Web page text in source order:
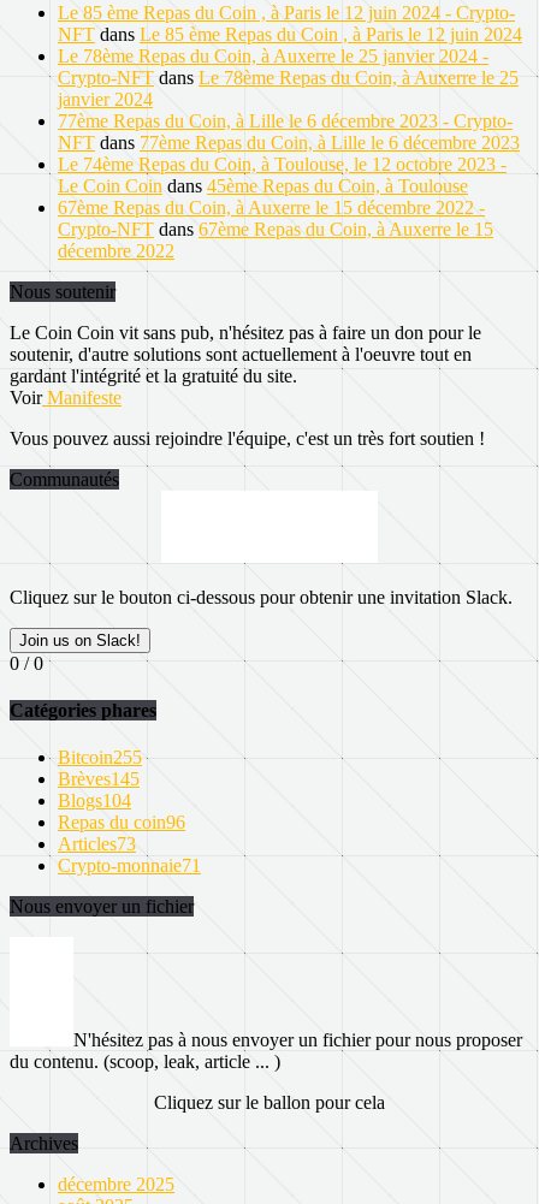
Le 85 ème Repas du Coin , à Paris le 12 juin 2024 - Crypto-
NFT dans Le 85 ème Repas du Coin , à Paris le 12 juin 2024
Le 78ème Repas du Coin, à Auxerre le 25 janvier 2024 -
Crypto-NFT dans Le 78ème Repas du Coin, à Auxerre le 25
janvier 2024
77ème Repas du Coin, à Lille le 6 décembre 2023 - Crypto-
NFT dans 77ème Repas du Coin, à Lille le 6 décembre 2023
Le 74ème Repas du Coin, à Toulouse, le 12 octobre 2023 -
Le Coin Coin dans 45ème Repas du Coin, à Toulouse
67ème Repas du Coin, à Auxerre le 15 décembre 2022 -
Crypto-NFT dans 67ème Repas du Coin, à Auxerre le 15
décembre 2022
Nous soutenir
Le Coin Coin vit sans pub, n'hésitez pas à faire un don pour le
soutenir, d'autre solutions sont actuellement à l'oeuvre tout en
gardant l'intégrité et la gratuité du site.
VoirManifeste
Vous pouvez aussi rejoindre l'équipe, c'est un très fort soutien !
Communautés
Cliquez sur le bouton ci-dessous pour obtenir une invitation Slack.
Join us on Slack!
0 / 0
Catégories phares
Bitcoin255
Brèves145
Blogs104
Repas du coin96
Articles73
Crypto-monnaie71
Nous envoyer un fichier
N'hésitez pas à nous envoyer un fichier pour nous proposer
du contenu. (scoop, leak, article ... )
Cliquez sur le ballon pour cela
Archives
décembre 2025